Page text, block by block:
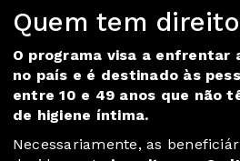
Quem tem direito
O programa visa a enfrentar
no país e é destinado às
entre 10 e 49 anos que não
de higiene íntima.
Necessariamente, as